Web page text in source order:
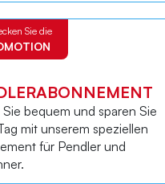
Sie die
Sie bequem und sparen Sie
mit unserem speziellen
für Pendler und